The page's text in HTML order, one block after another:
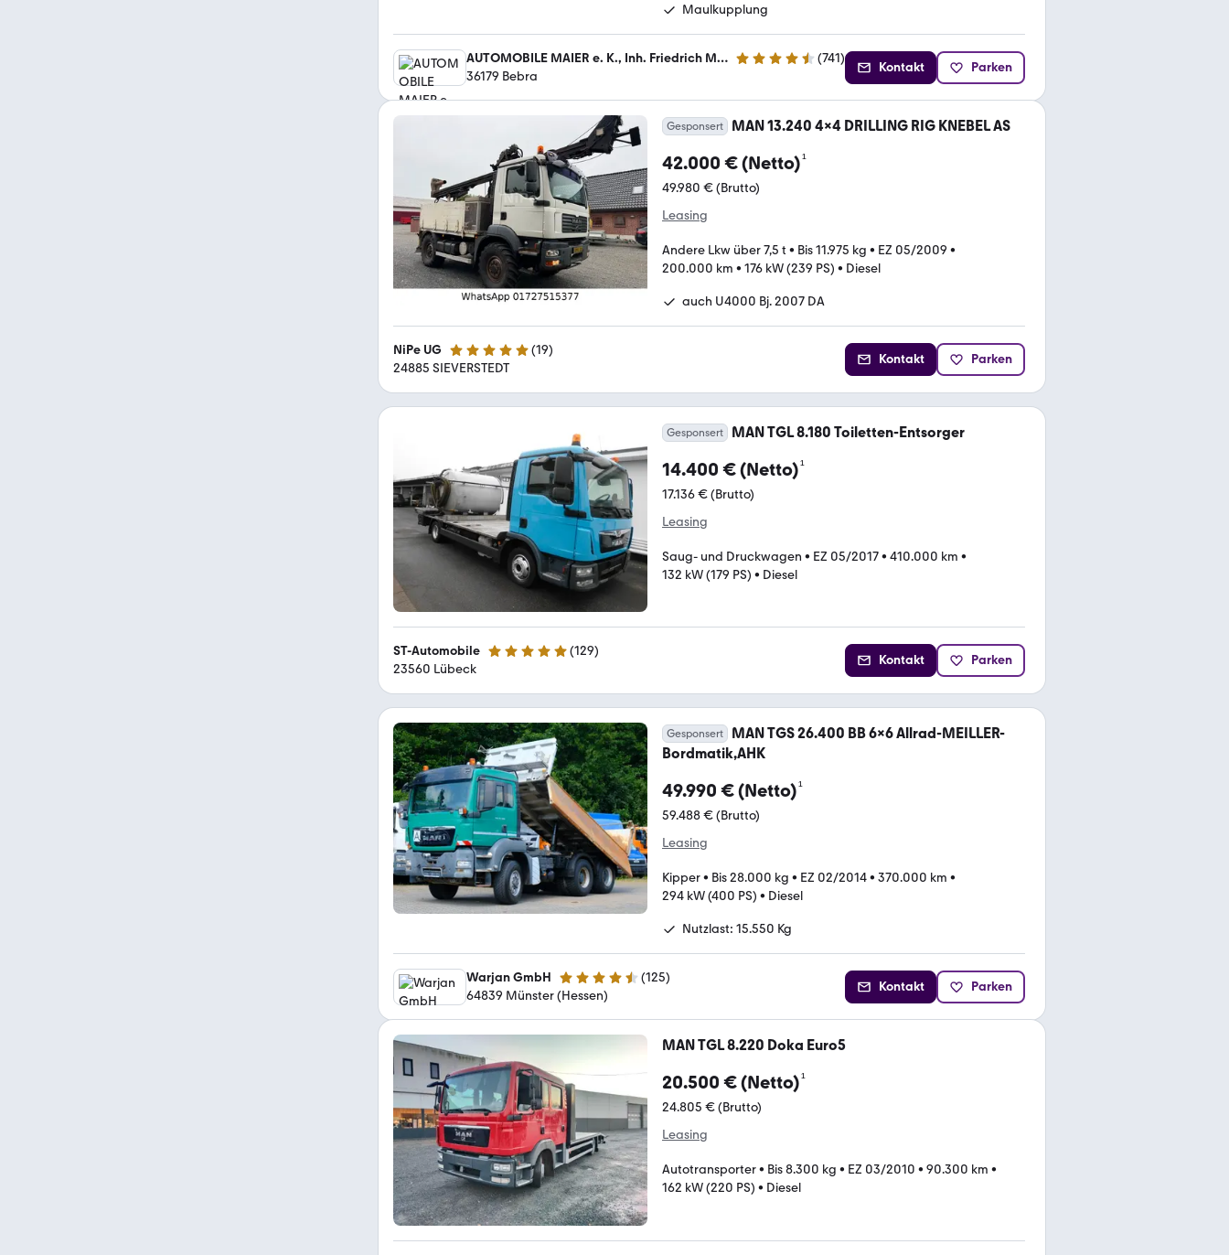
Maulkupplung
AUTOMOBILE MAIER e. K., Inh. Friedrich Maier 4.6 Sterne (741)
36179 Bebra
Kontakt Parken
Gesponsert MAN 13.240 4x4 DRILLING RIG KNEBEL AS
42.000 € (Netto)¹
49.980 € (Brutto)
Leasing
Andere Lkw über 7,5 t • Bis 11.975 kg • EZ 05/2009 •
200.000 km • 176 kW (239 PS) • Diesel
auch U4000 Bj. 2007 DA
NiPe UG 5 Sterne (19)
24885 SIEVERSTEDT
Kontakt Parken
Gesponsert MAN TGL 8.180 Toiletten-Entsorger
14.400 € (Netto)¹
17.136 € (Brutto)
Leasing
Saug- und Druckwagen • EZ 05/2017• 410.000 km •
132 kW (179 PS) • Diesel
ST-Automobile 5 Sterne (129)
23560 Lübeck
Kontakt Parken
Gesponsert
MAN TGS 26.400 BB 6x6 Allrad-MEILLER-
Bordmatik,AHK
49.990 € (Netto)¹
59.488 € (Brutto)
Leasing
Kipper• Bis 28.000 kg • EZ 02/2014• 370.000 km •
294 kW (400 PS) • Diesel
Nutzlast: 15.550 Kg
Warjan GmbH 4.7 Sterne (125)
64839 Münster (Hessen)
Kontakt Parken
MAN TGL 8.220 Doka Euro5
20.500 € (Netto)¹
24.805 € (Brutto)
Leasing
Autotransporter• Bis 8.300 kg • EZ 03/2010 • 90.300 km •
162 kW (220 PS) • Diesel